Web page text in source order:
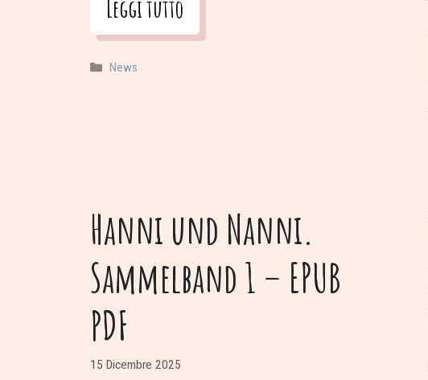
Leggi tutto
Categorie
News
Hanni und Nanni.
Sammelband 1 – EPUB
PDF
15 Dicembre 2025